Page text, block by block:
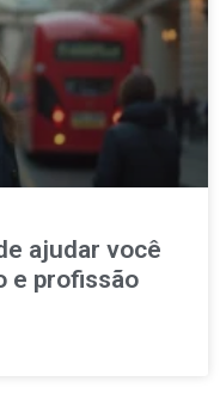
ajudar você
e profissão